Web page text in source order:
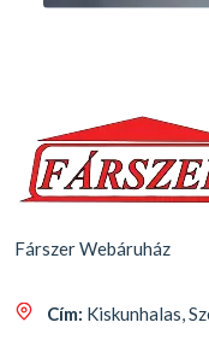
Fárszer Webáruház
Cím: Kiskunhalas,